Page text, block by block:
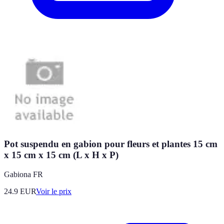
Pot suspendu en gabion pour fleurs et plantes 15 cm
x 15 cm x 15 cm (L x H x P)
Gabiona FR
24.9 EURVoir le prix